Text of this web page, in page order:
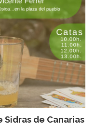
Sidras de Canarias